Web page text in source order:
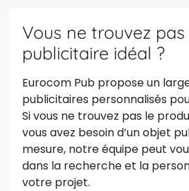
Vous ne trouvez pas
publicitaire idéal ?
Eurocom Pub propose un
publicitaires personnalisés
Si vous ne trouvez pas le
vous avez besoin d’un objet
mesure, notre équipe peut
dans la recherche et la
votre projet.